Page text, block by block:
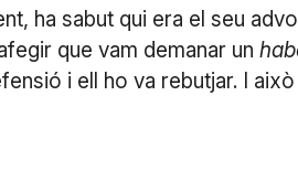
ha sabut qui era el seu
que vam demanar un
i ell ho va rebutjar. I